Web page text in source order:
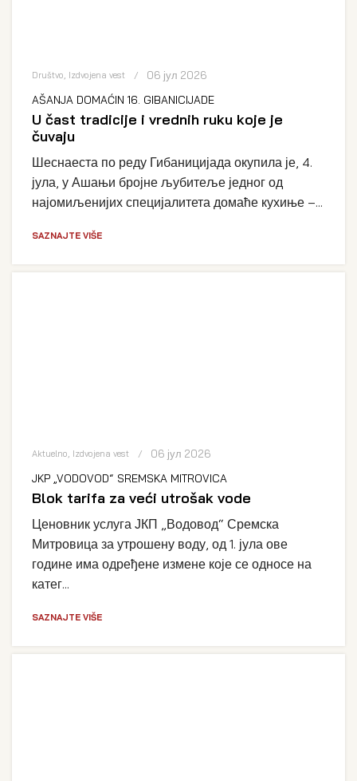
Društvo Izdvojena vest 06 јул 2026
AŠANJA DOMAĆIN 16. GIBANICIJADE
U čast tradicije i vrednih ruku koje je
čuvaju
Шеснаеста по реду Гибаницијада окупила је, 4.
јула, у Ашањи бројне љубитеље једног од
најомиљенијих специјалитета домаће кухиње –...
SAZNAJTE VIŠE
Aktuelno Izdvojena vest 06 јул 2026
JKP „VODOVOD“ SREMSKA MITROVICA
Blok tarifa za veći utrošak vode
Ценовник услуга ЈКП „Водовод“ Сремска
Митровица за утрошену воду, од 1. јула ове
године има одређене измене које се односе на
катег...
SAZNAJTE VIŠE